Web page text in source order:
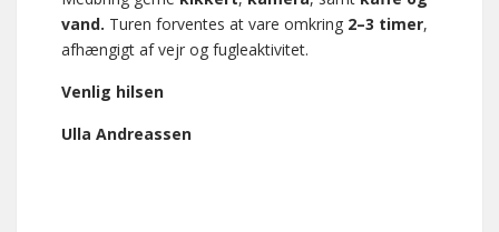
vand. Turen forventes at vare omkring 2–3 timer,
afhængigt af vejr og fugleaktivitet.
Venlig hilsen
Ulla Andreassen